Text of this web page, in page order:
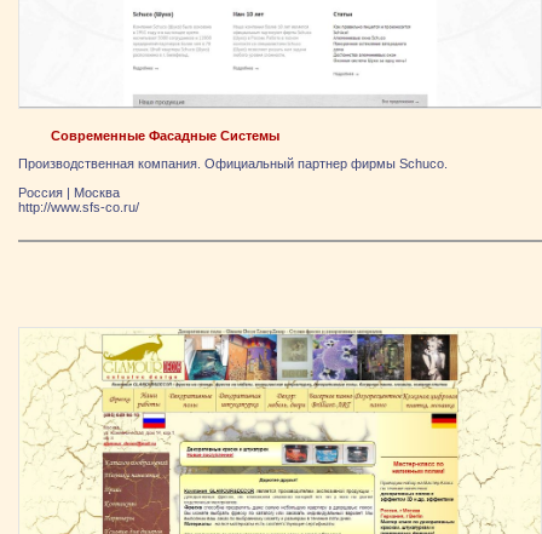
Современные Фасадные Системы
Производственная компания. Официальный партнер фирмы Schuсo.
Россия | Москва
http://www.sfs-co.ru/